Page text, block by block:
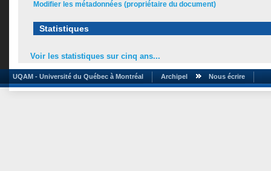
Modifier les métadonnées (propriétaire du document)
Statistiques
Voir les statistiques sur cinq ans...
UQAM - Université du Québec à Montréal Archipel Nous écrire